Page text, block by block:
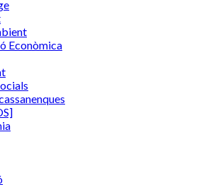
Econòmica